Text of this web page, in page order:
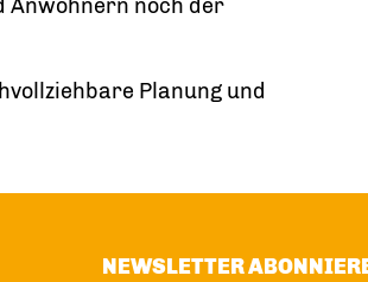
Anwohnern noch der
Planung und
NEWSLETTER